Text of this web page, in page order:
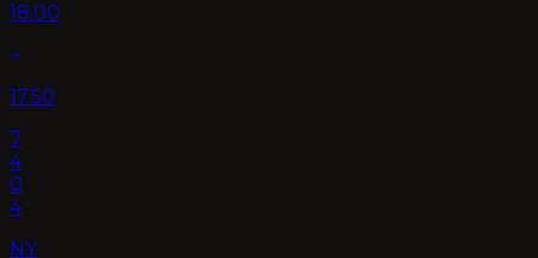
18.00
17.50
7
4
0
4
NY